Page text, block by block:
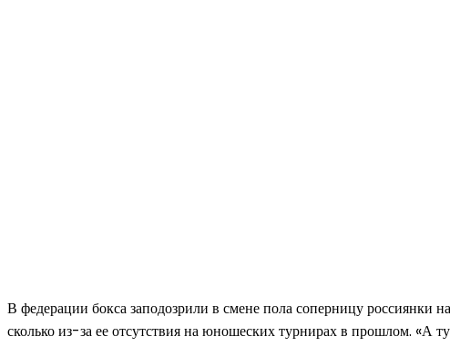
В федерации бокса заподозрили в смене пола соперницу россиянки
сколько из-за ее отсутствия на юношеских турнирах в прошлом. «А